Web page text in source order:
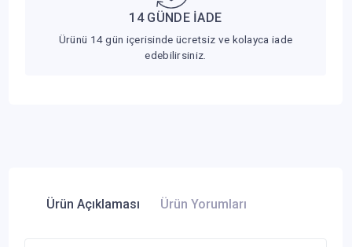
14 GÜNDE İADE
Ürünü 14 gün içerisinde ücretsiz ve kolayca iade
edebilirsiniz.
Ürün Açıklaması Ürün Yorumları